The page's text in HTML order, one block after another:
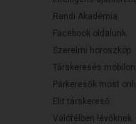
Randi Akadémia
Facebook oldalunk
Szerelmi horoszkóp
Társkeresés mobilon
Párkeresők most
Elit társkereső
Válófélben lévőknek